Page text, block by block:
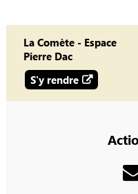
La Comète - Espace
Pierre Dac
S'y rendre